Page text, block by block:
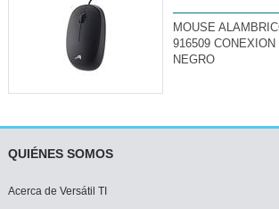
MOUSE
916509
NEGRO
QUIÉNES SOMOS
Acerca de Versátil TI